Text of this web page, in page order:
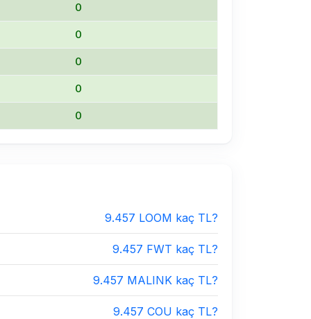
0
0
0
0
0
9.457 LOOM kaç TL?
9.457 FWT kaç TL?
9.457 MALINK kaç TL?
9.457 COU kaç TL?